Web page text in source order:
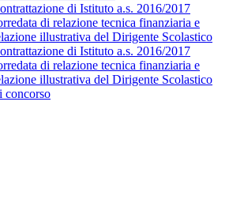
di Istituto a.s. 2016/2017
di relazione tecnica finanziaria e
illustrativa del Dirigente Scolastico
di Istituto a.s. 2016/2017
di relazione tecnica finanziaria e
illustrativa del Dirigente Scolastico
concorso